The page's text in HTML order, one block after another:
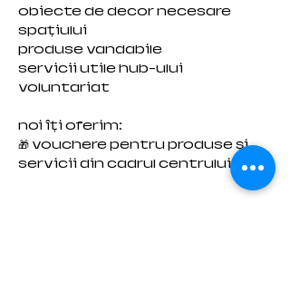
obiecte de decor necesare
spațiului
produse vandabile
servicii utile hub-ului
voluntariat
noi îți oferim:
🎁 vouchere pentru produse și
servicii din cadrul centrului